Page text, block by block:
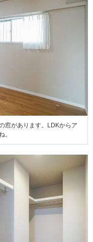
窓があります。LDKからア
。